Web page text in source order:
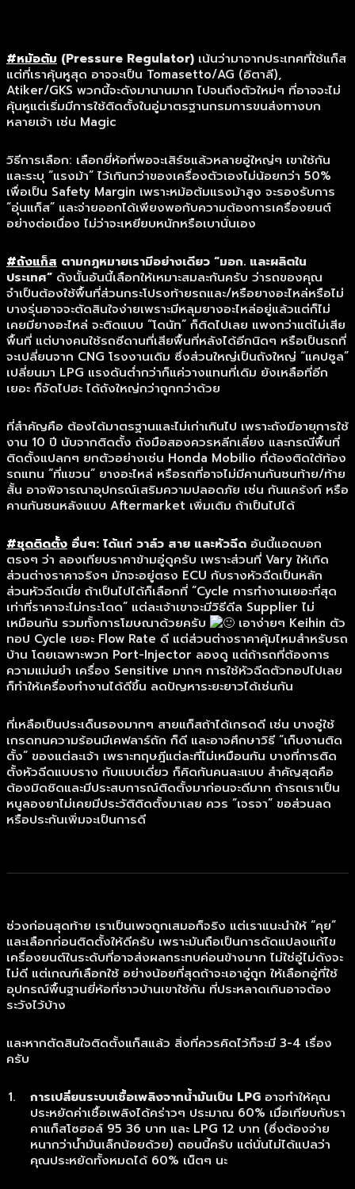
#หม้อต้ม (Pressure Regulator) เน้นว่ามาจากประเทศที่ใช้แก็ส
แต่ที่เราคุ้นหูสุด อาจจะเป็น Tomasetto/AG (อิตาลี),
Atiker/GKS พวกนี้จะดังมานานมาก ไปจนถึงตัวใหม่ๆ ที่อาจจะไม่
คุ้นหูแต่เริ่มมีการใช้ติดตั้งในอู่มาตรฐานกรมการขนส่งทางบก
หลายเจ้า เช่น Magic
วิธีการเลือก: เลือกยี่ห้อที่พอจะเสิร์ชแล้วหลายอู่ใหญ่ๆ เขาใช้กัน
และระบุ “แรงม้า” ไว้เกินกว่าของเครื่องตัวเองไม่น้อยกว่า 50%
เพื่อเป็น Safety Margin เพราะหม้อต้มแรงม้าสูง จะรองรับการ
“อุ่นแก็ส” และจ่ายออกได้เพียงพอกับความต้องการเครื่องยนต์
อย่างต่อเนื่อง ไม่ว่าจะเหยียบหนักหรือเบานั่นเอง
#ถังแก็ส ตามกฎหมายเรามีอย่างเดียว “มอก. และผลิตใน
ประเทศ” ดังนั้นอันนี้เลือกให้เหมาะสมละกันครับ ว่ารถของคุณ
จำเป็นต้องใช้พื้นที่ส่วนกระโปรงท้ายรถและ/หรือยางอะไหล่หรือไม่
บางรุ่นอาจจะตัดสินใจง่ายเพราะมีหลุมยางอะไหล่อยู่แล้วแต่ก็ไม่
เคยมียางอะไหล่ จะติดแบบ “โดนัท” ก็ติดไปเลย แพงกว่าแต่ไม่เสีย
พื้นที่ แต่บางคนใช้รถซีดานที่เสียพื้นที่หลังได้อีกนิดๆ หรือเป็นรถที่
จะเปลี่ยนจาก CNG โรงงานเดิม ซึ่งส่วนใหญ่เป็นถังใหญ่ “แคปซูล”
เปลี่ยนมา LPG แรงดันต่ำกว่าก็แค่วางแทนที่เดิม ยังเหลือที่อีก
เยอะ ก็จัดไปฮะ ได้ถังใหญ่กว่าถูกกว่าด้วย
ที่สำคัญคือ ต้องได้มาตรฐานและไม่เก่าเกินไป เพราะถังมีอายุการใช้
งาน 10 ปี นับจากติดตั้ง ถังมือสองควรหลีกเลี่ยง และกรณีพื้นที่
ติดตั้งแปลกๆ ยกตัวอย่างเช่น Honda Mobilio ที่ต้องติดใต้ท้อง
รถแทน “ที่แขวน” ยางอะไหล่ หรือรถที่อาจไม่มีคานกันชนท้าย/ท้าย
สั้น อาจพิจารณาอุปกรณ์เสริมความปลอดภัย เช่น กันแคร้งก์ หรือ
คานกันชนหลังแบบ Aftermarket เพิ่มเติม ถ้าเป็นไปได้
#ชุดติดตั้ง อื่นๆ: ได้แก่ วาล์ว สาย และหัวฉีด อันนี้แอดบอก
ตรงๆ ว่า ลองเทียบราคาข้ามอู่ดูครับ เพราะส่วนที่ Vary ให้เกิด
ส่วนต่างราคาจริงๆ มักจะอยู่ตรง ECU กับรางหัวฉีดเป็นหลัก
ส่วนหัวฉีดเนี่ย ถ้าเป็นไปได้ก็เลือกที่ “Cycle การทำงานเยอะที่สุด
เท่าที่ราคาจะไม่กระโดด” แต่ละเจ้าเขาจะมีวิธีดีล Supplier ไม่
เหมือนกัน รวมทั้งการโฆษณาด้วยครับ
เอาง่ายๆ Keihin ตัว
ทอป Cycle เยอะ Flow Rate ดี แต่ส่วนต่างราคาคุ้มไหมสำหรับรถ
บ้าน โดยเฉพาะพวก Port-Injector ลองดู แต่ถ้ารถที่ต้องการ
ความแม่นยำ เครื่อง Sensitive มากๆ การใช้หัวฉีดตัวทอปไปเลย
ก็ทำให้เครื่องทำงานได้ดีขึ้น ลดปัญหาระยะยาวได้เช่นกัน
ที่เหลือเป็นประเด็นรองมากๆ สายแก็สถ้าได้เกรดดี เช่น บางอู่ใช้
เกรดทนความร้อนมีเคฟลาร์ถัก ก็ดี และอาจศึกษาวิธี “เก็บงานติด
ตั้ง” ของแต่ละเจ้า เพราะทฤษฎีแต่ละที่ไม่เหมือนกัน บางที่การติด
ตั้งหัวฉีดแบบราง กับแบบเดี่ยว ก็คิดกันคนละแบบ สำคัญสุดคือ
ต้องมิดชิดและมีประสบการณ์ติดตั้งมาก่อนจะดีมาก ถ้ารถเราเป็น
หนูลองยาไม่เคยมีประวัติติดตั้งมาเลย ควร “เจรจา” ขอส่วนลด
หรือประกันเพิ่มจะเป็นการดี
ช่วงก่อนสุดท้าย เราเป็นเพจถูกเสมอก็จริง แต่เราแนะนำให้ “คุย”
และเลือกก่อนติดตั้งให้ดีครับ เพราะมันถือเป็นการดัดแปลงแก้ไข
เครื่องยนต์ในระดับที่อาจส่งผลกระทบค่อนข้างมาก ไม่ใช่อู่ไม่ดังจะ
ไม่ดี แต่เกณฑ์เลือกใช้ อย่างน้อยที่สุดถ้าจะเอาอู่ถูก ให้เลือกอู่ที่ใช้
อุปกรณ์พื้นฐานยี่ห้อที่ชาวบ้านเขาใช้กัน ที่ประหลาดเกินอาจต้อง
ระวังไว้บ้าง
และหากตัดสินใจติดตั้งแก็สแล้ว สิ่งที่ควรคิดไว้ก็จะมี 3-4 เรื่อง
ครับ
การเปลี่ยนระบบเชื้อเพลิงจากน้ำมันเป็น LPG อาจทำให้คุณ
ประหยัดค่าเชื้อเพลิงได้คร่าวๆ ประมาณ 60% เมื่อเทียบกับรา
คาแก็สโซฮอล์ 95 36 บาท และ LPG 12 บาท (ซึ่งต้องจ่าย
หนากว่าน้ำมันเล็กน้อยด้วย) ตอนนี้ครับ แต่นั่นไม่ได้แปลว่า
คุณประหยัดทั้งหมดได้ 60% เน็ตๆ นะ